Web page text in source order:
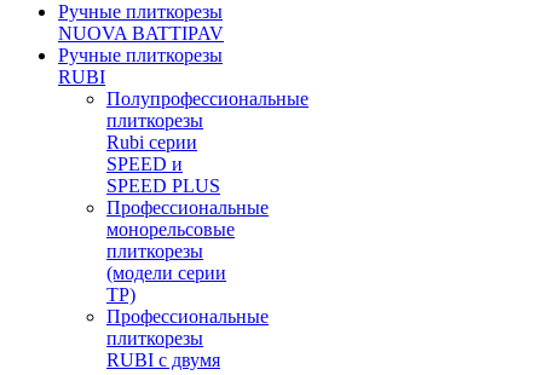
Ручные плиткорезы
NUOVA BATTIPAV
Ручные плиткорезы
RUBI
Полупрофессиональные
плиткорезы
Rubi серии
SPEED и
SPEED PLUS
Профессиональные
монорельсовые
плиткорезы
(модели серии
TP)
Профессиональные
плиткорезы
RUBI с двумя